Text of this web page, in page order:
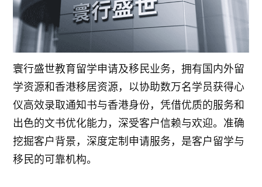
寰行盛世教育留学申请及移民业务，拥有国内外留
学资源和香港移居资源，以协助数万名学员获得心
仪高效录取通知书与香港身份，凭借优质的服务和
出色的文书优化能力，深受客户信赖与欢迎。准确
挖掘客户背景，深度定制申请服务，是客户留学与
移民的可靠机构。